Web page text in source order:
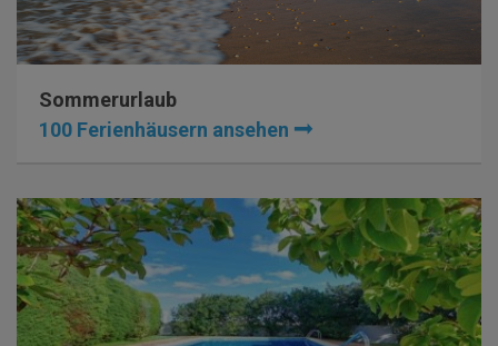
Sommerurlaub
100 Ferienhäusern ansehen